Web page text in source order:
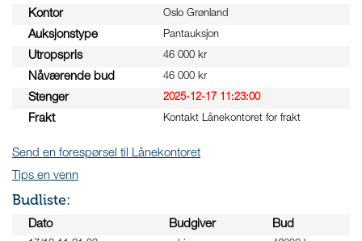
Kontor Oslo Grønland
Auksjonstype Pantauksjon
Utropspris 46 000 kr
Nåværende bud 46 000 kr
Stenger 2025-12-17 11:23:00
Frakt Kontakt Lånekontoret for frakt
Send en forespørsel til Lånekontoret
Tips en venn
Budliste:
Dato Budgiver Bud